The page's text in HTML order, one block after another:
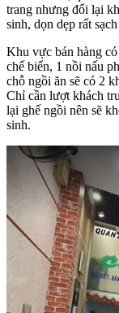
trang nhưng đổi lại
sinh, dọn dẹp rất sạch
Khu vực bán hàng
chế biến, 1 nồi nấu
chỗ ngồi ăn sẽ có 2
Chỉ cần lượt khách
lại ghế ngồi nên sẽ
sinh.